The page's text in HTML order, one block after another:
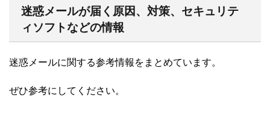
迷惑メールが届く原因、対策、セキュリテ
ィソフトなどの情報
迷惑メールに関する参考情報をまとめています。
ぜひ参考にしてください。